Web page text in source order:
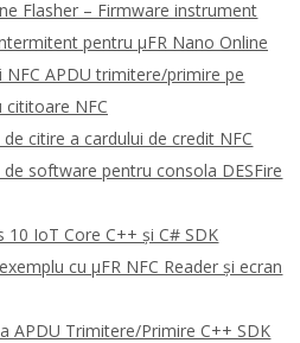
Flasher – Firmware instrument
pentru μFR Nano Online
NFC APDU trimitere/primire pe
cititoare NFC
de citire a cardului de credit NFC
de software pentru consola DESFire
10 IoT Core C++ și C# SDK
cu μFR NFC Reader și ecran
APDU Trimitere/Primire C++ SDK